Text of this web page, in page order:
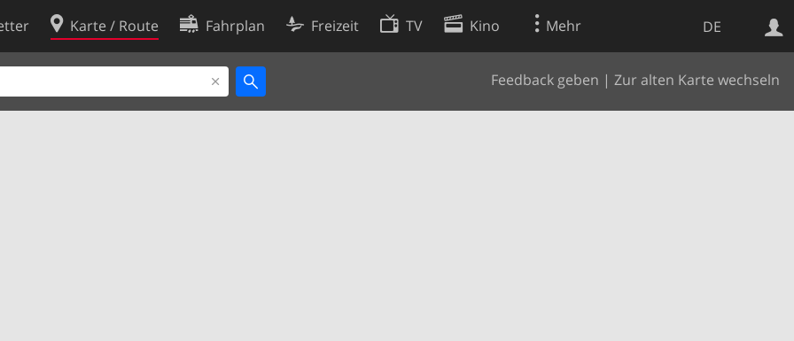
DE
Karte / Route Fahrplan Freizeit TV Kino Mehr
Feedback geben | Zur alten Karte wechseln
Websuche
Cookie-Richtlinie
Cookie-Einstellungen